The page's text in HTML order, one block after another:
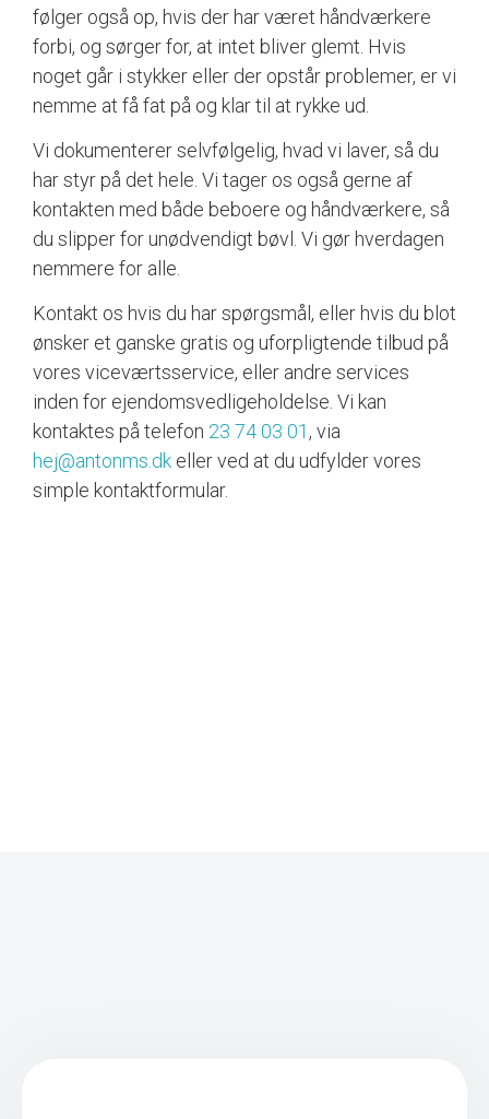
følger også op, hvis der har været håndværkere
forbi, og sørger for, at intet bliver glemt. Hvis
noget går i stykker eller der opstår problemer, er vi
nemme at få fat på og klar til at rykke ud.
Vi dokumenterer selvfølgelig, hvad vi laver, så du
har styr på det hele. Vi tager os også gerne af
kontakten med både beboere og håndværkere, så
du slipper for unødvendigt bøvl. Vi gør hverdagen
nemmere for alle.
Kontakt os hvis du har spørgsmål, eller hvis du blot
ønsker et ganske gratis og uforpligtende tilbud på
vores viceværtsservice, eller andre services
inden for ejendomsvedligeholdelse. Vi kan
kontaktes på telefon 23 74 03 01, via
hej@antonms.dk eller ved at du udfylder vores
simple kontaktformular.